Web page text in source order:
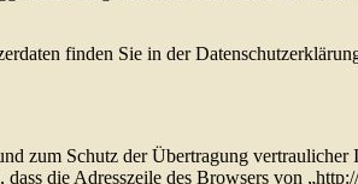
finden Sie in der
zum Schutz der Übertragung
die Adresszeile des Browsers von